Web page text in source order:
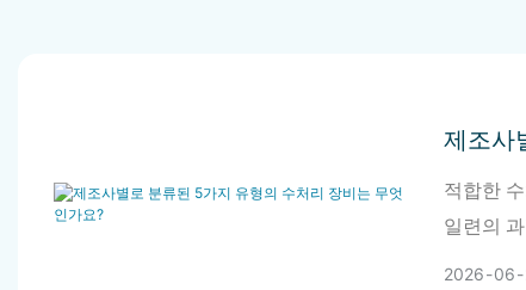
제조사
적합한
일련의
2026 06